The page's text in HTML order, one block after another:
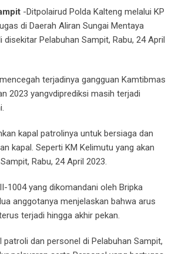
-Ditpolairud Polda Kalteng melalui KP
di Daerah Aliran Sungai Mentaya
Pelabuhan Sampit, Rabu, 24 April
terjadinya gangguan Kamtibmas
2023 yangvdiprediksi masih terjadi
kapal patrolinya untuk bersiaga dan
kapal. Seperti KM Kelimutu yang akan
Rabu, 24 April 2023.
1004 yang dikomandani oleh Bripka
anggotanya menjelaskan bahwa arus
terjadi hingga akhir pekan.
patroli dan personel di Pelabuhan Sampit,